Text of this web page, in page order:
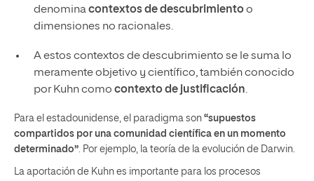
denominacontextos de descubrimientoo
dimensiones no racionales.
A estos contextos de descubrimiento se le suma lo
meramente objetivo y científico, también conocido
por Kuhn como contexto de justificación.
Para el estadounidense, el paradigma son “supuestos
compartidos por una comunidad científica en un momento
determinado” . Por ejemplo, la teoría de la evolución de Darwin.
La aportación de Kuhn es importante para los procesos